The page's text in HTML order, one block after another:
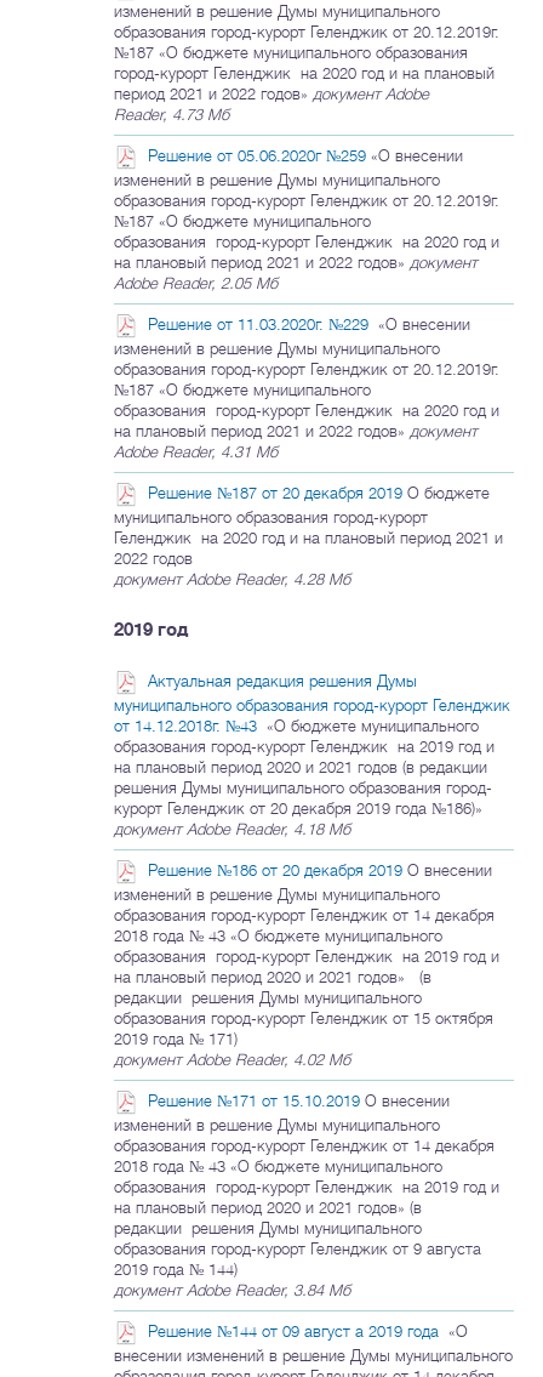
изменений в решение Думы муниципального
образования город-курорт Геленджик от 20.12.2019г.
№187 «О бюджете муниципального образования
город-курорт Геленджик на 2020 год и на плановый
период 2021 и 2022 годов» документ Adobe
Reader, 4.73 Мб
Решение от 05.06.2020г №259 «О внесении
изменений в решение Думы муниципального
образования город-курорт Геленджик от 20.12.2019г.
№187 «О бюджете муниципального
образования город-курорт Геленджик на 2020 год и
на плановый период 2021 и 2022 годов» документ
Adobe Reader, 2.05 Мб
Решение от 11.03.2020г. №229 «О внесении
изменений в решение Думы муниципального
образования город-курорт Геленджик от 20.12.2019г.
№187 «О бюджете муниципального
образования город-курорт Геленджик на 2020 год и
на плановый период 2021 и 2022 годов» документ
Adobe Reader, 4.31 Мб
Решение №187 от 20 декабря 2019 О бюджете
муниципального образования город-курорт
Геленджик на 2020 год и на плановый период 2021 и
2022 годов
документ Adobe Reader, 4.28 Мб
2019 год
Актуальная редакция решения Думы
муниципального образования город-курорт Геленджик
от 14.12.2018г. №43 «О бюджете муниципального
образования город-курорт Геленджик на 2019 год и
на плановый период 2020 и 2021 годов (в редакции
решения Думы муниципального образования город-
курорт Геленджик от 20 декабря 2019 года №186)»
документ Adobe Reader, 4.18 Мб
Решение №186 от 20 декабря 2019 О внесении
изменений в решение Думы муниципального
образования город-курорт Геленджик от 14 декабря
2018 года № 43 «О бюджете муниципального
образования город-курорт Геленджик на 2019 год и
на плановый период 2020 и 2021 годов» (в
редакции решения Думы муниципального
образования город-курорт Геленджик от 15 октября
2019 года № 171)
документ Adobe Reader, 4.02 Мб
Решение №171 от 15.10.2019 О внесении
изменений в решение Думы муниципального
образования город-курорт Геленджик от 14 декабря
2018 года № 43 «О бюджете муниципального
образования город-курорт Геленджик на 2019 год и
на плановый период 2020 и 2021 годов» (в
редакции решения Думы муниципального
образования город-курорт Геленджик от 9 августа
2019 года № 144)
документ Adobe Reader, 3.84 Мб
Решение №144 от 09 август а 2019 года «О
внесении изменений в решение Думы муниципального